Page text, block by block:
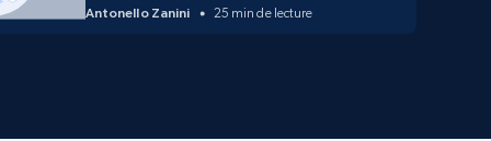
Antonello Zanini 25 min de lecture